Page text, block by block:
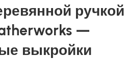
ручкой
—
выкройки